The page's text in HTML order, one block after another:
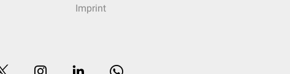
Imprint